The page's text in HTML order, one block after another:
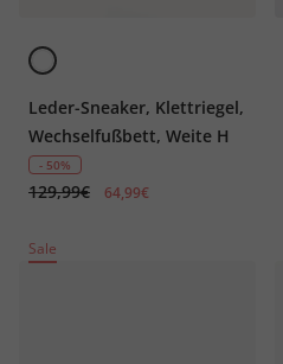
Leder-Sneaker, Klettriegel,
Wechselfußbett, Weite H
- 50%
129,99€ 64,99€
Sale